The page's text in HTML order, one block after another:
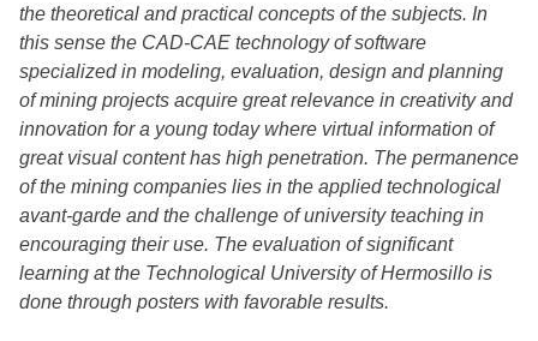
the theoretical and practical concepts of the subjects. In
this sense the CAD-CAE technology of software
specialized in modeling, evaluation, design and planning
of mining projects acquire great relevance in creativity and
innovation for a young today where virtual information of
great visual content has high penetration. The permanence
of the mining companies lies in the applied technological
avant-garde and the challenge of university teaching in
encouraging their use. The evaluation of significant
learning at the Technological University of Hermosillo is
done through posters with favorable results.